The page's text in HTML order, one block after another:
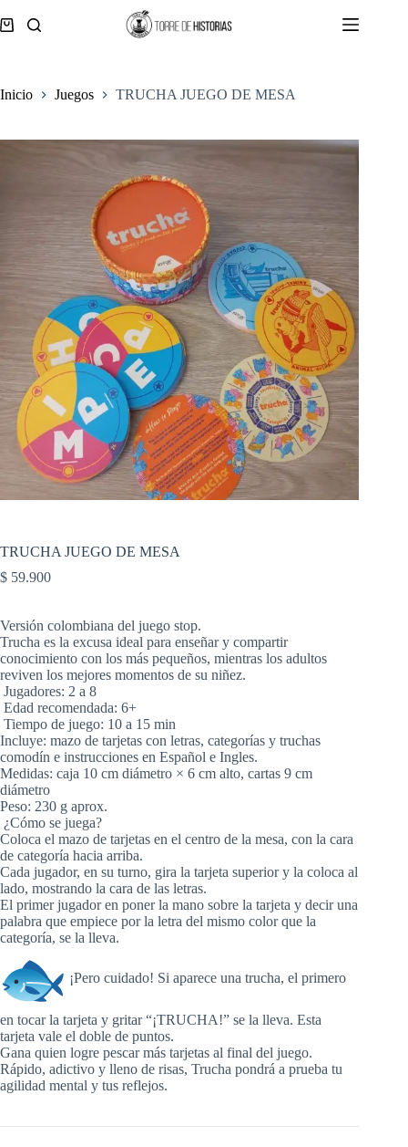
al
Carro
Inicio
Juegos TRUCHA JUEGO DE MESA
TRUCHA JUEGO DE MESA
$ 59.900
Versión colombiana del juego stop.
Trucha es la excusa ideal para enseñar y compartir
conocimiento con los más pequeños, mientras los adultos
reviven los mejores momentos de su niñez.
Jugadores: 2 a 8
Edad recomendada: 6+
Tiempo de juego: 10 a 15 min
Incluye: mazo de tarjetas con letras, categorías y truchas
comodín e instrucciones en Español e Ingles.
Medidas: caja 10 cm diámetro × 6 cm alto, cartas 9 cm
diámetro
Peso: 230 g aprox.
¿Cómo se juega?
Coloca el mazo de tarjetas en el centro de la mesa, con la cara
de categoría hacia arriba.
Cada jugador, en su turno, gira la tarjeta superior y la coloca al
lado, mostrando la cara de las letras.
El primer jugador en poner la mano sobre la tarjeta y decir una
palabra que empiece por la letra del mismo color que la
categoría, se la lleva.
¡Pero cuidado! Si aparece una trucha, el primero
en tocar la tarjeta y gritar “¡TRUCHA!” se la lleva. Esta
tarjeta vale el doble de puntos.
Gana quien logre pescar más tarjetas al final del juego.
Rápido, adictivo y lleno de risas, Trucha pondrá a prueba tu
agilidad mental y tus reflejos.